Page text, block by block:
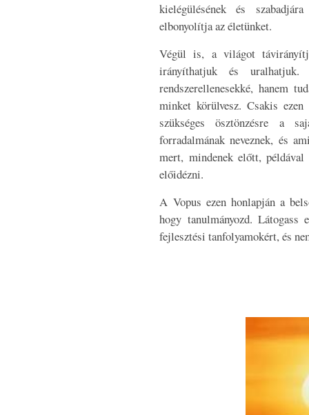
kielégülésének és
elbonyolítja az életünket.
Végül is, a világot
irányíthatjuk és
rendszerellenesekké, hanem
minket körülvesz. Csakis
szükséges ösztönzésre a
forradalmának neveznek, és
mert, mindenek előtt,
előidézni.
A Vopus ezen honlapján a
hogy tanulmányozd.
fejlesztési tanfolyamokért, és